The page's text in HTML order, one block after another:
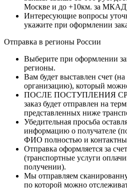
Москве и до +10км. за
Интересующие вопросы
укажите при оформлении
Отправка в регионы России
Выберите при оформлении
регионы.
Вам будет выставлен счет
организацию), который
ПОСЛЕ ПОСТУПЛЕНИЯ
заказ будет отправлен на
представленных ниже
Убедительная просьба
информацию о получателе
ФИО полностью и
Отправка оформляется за
(транспортные услуги
получении).
Мы отправляем
по которой можно